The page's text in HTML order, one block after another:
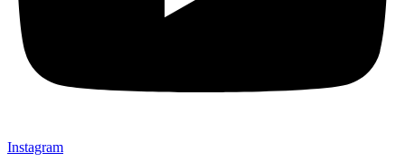
Instagram